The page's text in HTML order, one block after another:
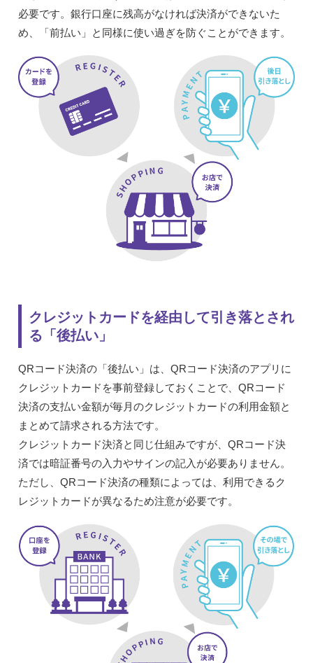
必要です。銀行口座に残高がなければ決済ができないた
め、「前払い」と同様に使い過ぎを防ぐことができます。
クレジットカードを経由して引き落とされ
る「後払い」
QRコード決済の「後払い」は、QRコード決済のアプリに
クレジットカードを事前登録しておくことで、QRコード
決済の支払い金額が毎月のクレジットカードの利用金額と
まとめて請求される方法です。
クレジットカード決済と同じ仕組みですが、QRコード決
済では暗証番号の入力やサインの記入が必要ありません。
ただし、QRコード決済の種類によっては、利用できるク
レジットカードが異なるため注意が必要です。